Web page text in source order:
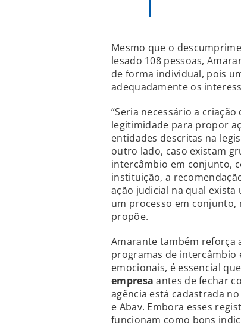
Mesmo que o
lesado 108 pessoas,
de forma individual, pois
adequadamente os
“Seria necessário a
legitimidade para propor
entidades descritas na
outro lado, caso existam
intercâmbio em conjunto,
instituição, a
ação judicial na qual
um processo em conjunto,
propõe.
Amarante também reforça
programas de intercâmbio
emocionais, é essencial
empresaantes de fechar
agência está cadastrada no
e Abav. Embora esses
funcionam como bons